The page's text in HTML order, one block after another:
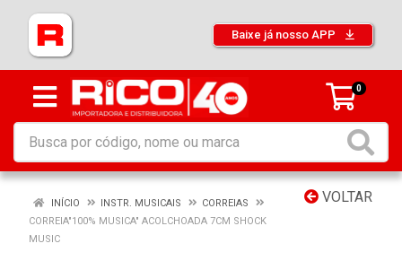
Baixe já nosso APP
0
VOLTAR
INÍCIO INSTR. MUSICAIS
CORREIAS
CORREIA"100% MUSICA" ACOLCHOADA 7CM SHOCK
MUSIC